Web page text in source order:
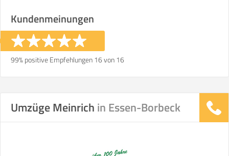
Kundenmeinungen
99% positive Empfehlungen 16 von 16
Umzüge Meinrich in Essen-Borbeck